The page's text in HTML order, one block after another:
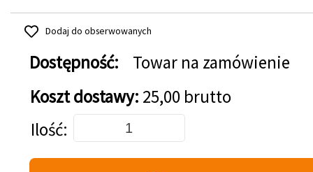
Dodaj do obserwowanych
Dostępność:
Towar na zamówienie
Koszt dostawy: 25,00 brutto
Dodaj do koszyka
Ilość